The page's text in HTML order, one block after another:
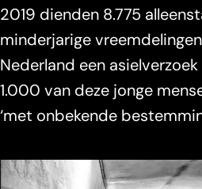
2019 dienden 8.775
minderjarige vreemdelingen
Nederland een
1.000 van deze jonge
‘met onbekende